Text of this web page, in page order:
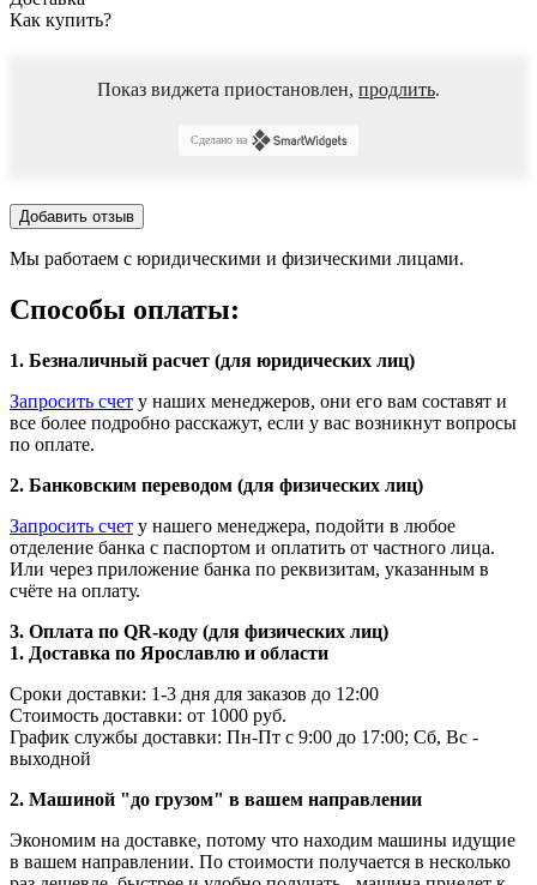
Как купить?
Показ виджета приостановлен, продлить.
Сделано на
Добавить отзыв
Мы работаем с юридическими и физическими лицами.
Способы оплаты:
1. Безналичный расчет (для юридических лиц)
Запросить счет у наших менеджеров, они его вам составят и
все более подробно расскажут, если у вас возникнут вопросы
по оплате.
2. Банковским переводом (для физических лиц)
Запросить счет у нашего менеджера, подойти в любое
отделение банка с паспортом и оплатить от частного лица.
Или через приложение банка по реквизитам, указанным в
счёте на оплату.
3. Оплата по QR-коду (для физических лиц)
1. Доставка по Ярославлю и области
Сроки доставки: 1-3 дня для заказов до 12:00
Стоимость доставки: от 1000 руб.
График службы доставки: Пн-Пт с 9:00 до 17:00; Сб, Вс -
выходной
2. Машиной "до грузом" в вашем направлении
Экономим на доставке, потому что находим машины идущие
в вашем направлении. По стоимости получается в несколько